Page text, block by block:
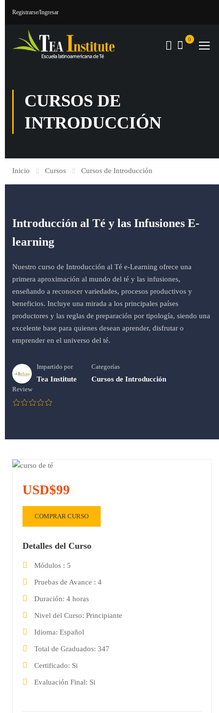
Registrarse/Ingresar
0
CURSOS DE
INTRODUCCIÓN
Inicio Cursos Cursos de Introducción
Introducción al Té y las Infusiones E-
learning
Nuestro curso de Introducción al Té e-Learning ofrece una
primera aproximación al mundo del té y las infusiones,
enseñando a reconocer variedades, procesos productivos y
beneficios. Incluye una mirada a los principales países
productores y las reglas de preparación por tipología, siendo una
excelente base para quienes desean aprender, disfrutar o
emprender en el universo del té.
Impartido por
Tea Institute
Categorías
Cursos de Introducción
Review
USD$99
COMPRAR CURSO
Detalles del Curso
Módulos 5
Pruebas de Avance 4
Duración 4 horas
Nivel del Curso Principiante
Idioma Español
Total de Graduados 347
Certificado Si
Evaluación Final Si